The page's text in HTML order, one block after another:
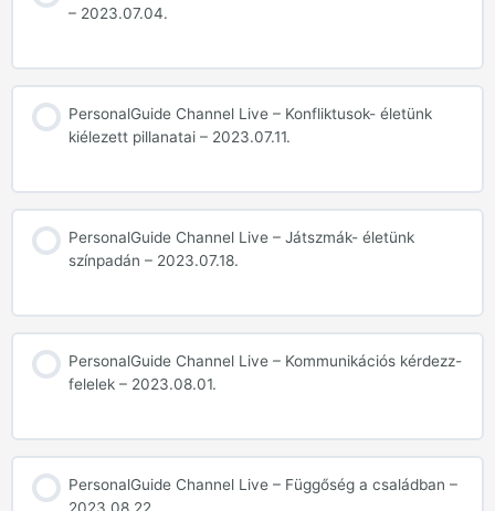
– 2023.07.04.
PersonalGuide Channel Live – Konfliktusok- életünk
kiélezett pillanatai – 2023.07.11.
PersonalGuide Channel Live – Játszmák- életünk
színpadán – 2023.07.18.
PersonalGuide Channel Live – Kommunikációs kérdezz-
felelek – 2023.08.01.
PersonalGuide Channel Live – Függőség a családban –
2023.08.22.